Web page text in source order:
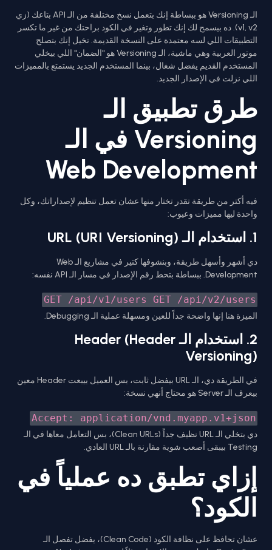
الـ Versioning هو ببساطة إنك بتعمل نسخ مختلفة من الـ API بتاعك (زي
v1, v2). ده بيسمح لك إنك تطور وتغير في الكود براحتك من غير ما تكسر
التطبيقات اللي لسه معتمدة على النسخة القديمة. تخيل إنك بتصلح
موتور العربية وهي ماشية، الـ Versioning هو "الضمان" اللي بيخلي
المستخدم القديم يفضل شغال، بينما المستخدم الجديد يستمتع بالمميزات
اللي نزلت في الإصدار الجديد.
طرق تطبيق الـ
Versioning في الـ
Web Development
فيه أكتر من طريقة تقدر تختار منها عشان تعمل تنظيم لإصداراتك، وكل
واحدة ليها مميزات وعيوب:
1. استخدام الـ URL (URI Versioning)
دي أشهر وأسهل طريقة، وبنشوفها كتير في مشاريع الـ Web
Development. ببساطة بتحط رقم الإصدار في مسار الـ API نفسه:
GET /api/v1/users GET /api/v2/users
الميزة هنا إنها واضحة جداً للعين ومسهلة عملية الـ Debugging.
2. استخدام الـ Header (Header
Versioning)
في الطريقة دي، الـ URL بيفضل ثابت، بس العميل بيبعت Header معين
بيعرف الـ Server هو محتاج أنهي نسخة:
Accept: application/vnd.myapp.v1+json
دي بتخلي الـ URL نظيف جداً (Clean URLs)، بس التعامل معاها في الـ
Testing بيبقى أصعب شوية مقارنة بالـ URL العادي.
إزاي تطبق ده عملياً في
الكود؟
عشان تحافظ على نظافة الكود (Clean Code)، يفضل تفصل الـ